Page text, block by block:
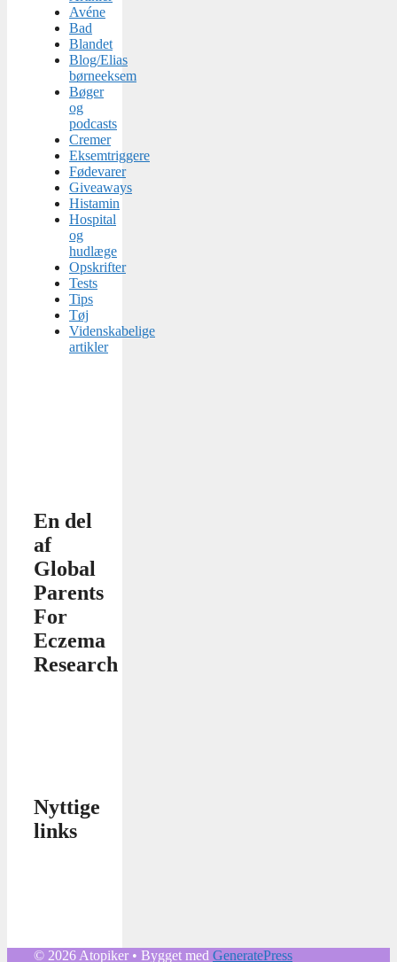
Avéne
Bad
Blandet
Blog/Elias
børneeksem
Bøger
og
podcasts
Cremer
Eksemtriggere
Fødevarer
Giveaways
Histamin
Hospital
og
hudlæge
Opskrifter
Tests
Tips
Tøj
Videnskabelige
artikler
En del
af
Global
Parents
For
Eczema
Research
Nyttige
links
© 2026 Atopiker • Bygget med GeneratePress